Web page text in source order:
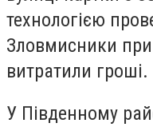
технологією
Зловмисники
витратили гроші.
У Південному